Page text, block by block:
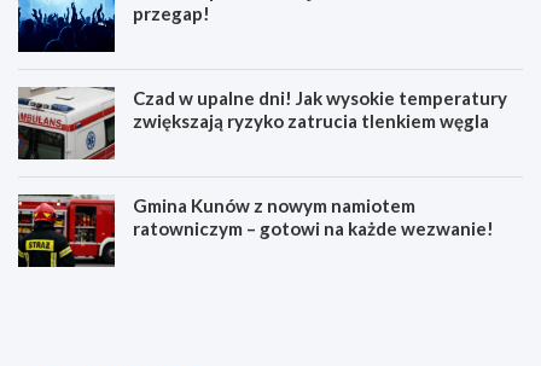
przegap!
Czad w upalne dni! Jak wysokie temperatury
zwiększają ryzyko zatrucia tlenkiem węgla
Gmina Kunów z nowym namiotem
ratowniczym – gotowi na każde wezwanie!
N
W